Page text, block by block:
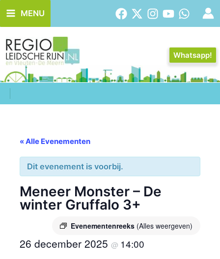
naar
de
inhoud
MENU
Whatsapp!
« Alle Evenementen
Dit evenement is voorbij.
Meneer Monster – De
winter Gruffalo 3+
Evenementenreeks (Alles weergeven)
26 december 2025 @ 14:00